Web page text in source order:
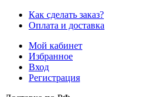
Как сделать заказ?
Оплата и доставка
Мой кабинет
Избранное
Вход
Регистрация